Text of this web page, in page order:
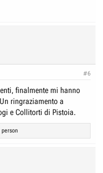
#6
finalmente mi hanno
ringraziamento a
e Collitorti di Pistoia.
person